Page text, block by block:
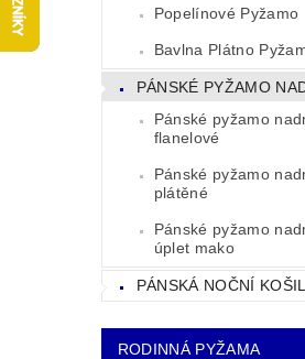
Popelínové Pyžamo
Bavlna Plátno
PÁNSKÉ PYŽAMO
Pánské pyžamo
flanelové
Pánské pyžamo
plátěné
Pánské pyžamo
úplet mako
PÁNSKÁ NOČNÍ
RODINNÁ PYŽAMA